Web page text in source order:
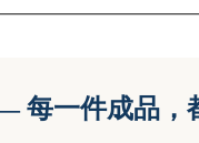
每一件成品，